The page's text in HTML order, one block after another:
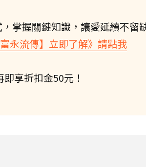
掌握關鍵知識，讓愛延續不留
永流傳】立即了解》請點我
享折扣金50元！